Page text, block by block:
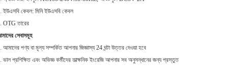
ইউএসবি কেবল: মিনি ইউএসবি কেবল
OTG তারের
সেবাসমূহ
আমাদের পণ্য বা মূল্য সম্পর্কিত আপনার জিজ্ঞাস্য 24 ঘন্টা উত্তর দেওয়া হবে
ভাল প্রশিক্ষিত এবং অভিজ্ঞ কর্মীদের তাত্ক্ষনিক ইংরেজি আপনার সব অনুসন্ধানের জন্য প্রস্তুত